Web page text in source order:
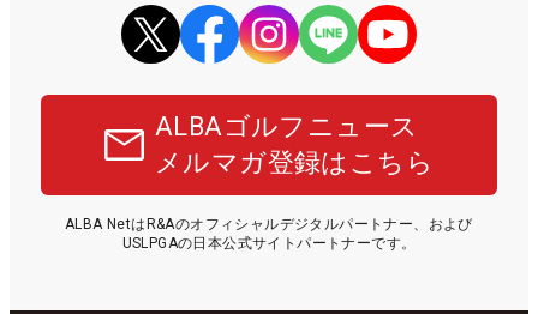
ALBAゴルフニュース
メルマガ登録はこちら
ALBA NetはR&Aのオフィシャルデジタルパートナー、および
USLPGAの日本公式サイトパートナーです。